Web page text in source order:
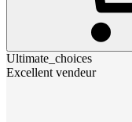
Ultimate_choices
Excellent vendeur